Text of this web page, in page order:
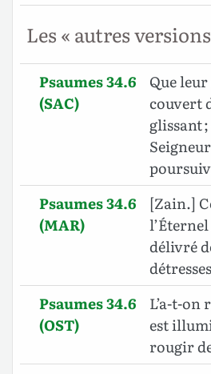
Les « autres
Psaumes 34.6
(SAC)
Que
couvert
glissant
Psaumes 34.6
(MAR)
[Zain.]
l’Éternel
délivré
Psaumes 34.6
(OST)
L’a-t-on
est
rougir